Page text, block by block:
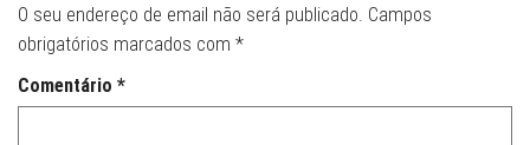
O seu endereço de email não será publicado. Campos
obrigatórios marcados com *
Comentário *